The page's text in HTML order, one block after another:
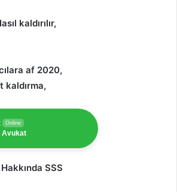
kaldırılır,
af 2020,
kaldırma,
Online
Avukat
Hakkında SSS